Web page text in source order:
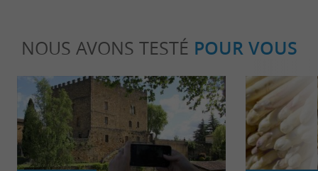
NOUS AVONS TESTÉ POUR VOUS